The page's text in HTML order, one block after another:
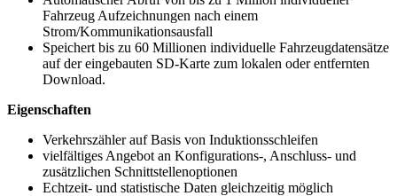
Fahrzeug Aufzeichnungen nach einem
Strom/Kommunikationsausfall
Speichert bis zu 60 Millionen individuelle Fahrzeugdatensätze
auf der eingebauten SD-Karte zum lokalen oder entfernten
Download.
Eigenschaften
Verkehrszähler auf Basis von Induktionsschleifen
vielfältiges Angebot an Konfigurations-, Anschluss- und
zusätzlichen Schnittstellenoptionen
Echtzeit- und statistische Daten gleichzeitig möglich